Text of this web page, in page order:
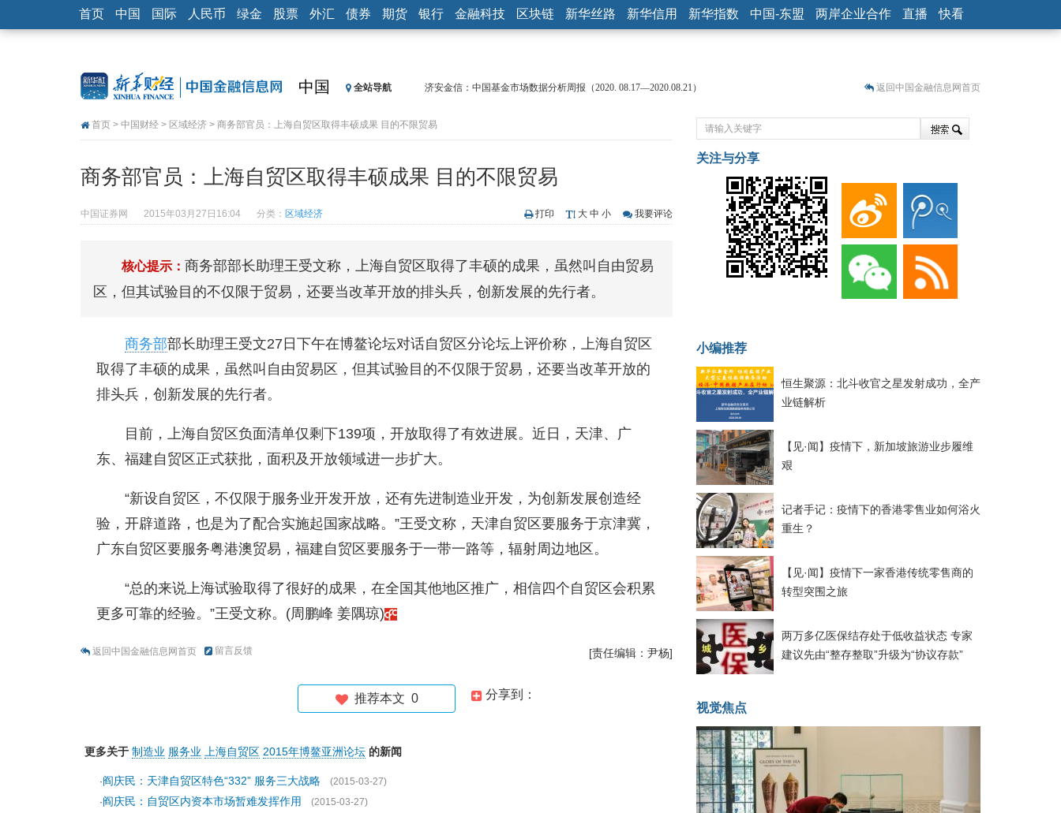
首页 中国 国际 人民币 绿金 股票 外汇 债券 期货 银行 金融科技 区块链 新华丝路 新华信用 新华指数 中国-东盟 两岸企业合作 直播 快看
中国 全站导航
济安金信：中国基金市场数据分析周报（2020. 08.17—2020.08.21）
记者手记：疫情下的香港零售业如何浴火重生？
济安金信：中国基金市场数据分析周报（2020. 07.27—2020.07.31）
【新华财经调查】同业存单、结构性存款玩起“跷跷板” 结构性失衡藏
央行公开市场净投放300亿元 短端资金利率明显下行
恒生聚源：北斗收官之星发射成功，全产业链解析
返回中国金融信息网首页
首页 > 中国财经 > 区域经济 > 商务部官员：上海自贸区取得丰硕成果 目的不限贸易
商务部官员：上海自贸区取得丰硕成果 目的不限贸易
中国证券网 2015年03月27日16:04 分类： 区域经济 打印 大 中 小 我要评论
核心提示： 商务部部长助理王受文称，上海自贸区取得了丰硕的成果，虽然叫自由贸易
区，但其试验目的不仅限于贸易，还要当改革开放的排头兵，创新发展的先行者。
商务部部长助理王受文27日下午在博鳌论坛对话自贸区分论坛上评价称，上海自贸区
取得了丰硕的成果，虽然叫自由贸易区，但其试验目的不仅限于贸易，还要当改革开放的
排头兵，创新发展的先行者。
目前，上海自贸区负面清单仅剩下139项，开放取得了有效进展。近日，天津、广
东、福建自贸区正式获批，面积及开放领域进一步扩大。
“新设自贸区，不仅限于服务业开发开放，还有先进制造业开发，为创新发展创造经
验，开辟道路，也是为了配合实施起国家战略。”王受文称，天津自贸区要服务于京津冀，
广东自贸区要服务粤港澳贸易，福建自贸区要服务于一带一路等，辐射周边地区。
“总的来说上海试验取得了很好的成果，在全国其他地区推广，相信四个自贸区会积累
更多可靠的经验。”王受文称。(周鹏峰 姜隅琼)
返回中国金融信息网首页 留言反馈 [责任编辑：尹杨]
分享到：
推荐本文 0
更多关于 制造业 服务业 上海自贸区 2015年博鳌亚洲论坛 的新闻
·阎庆民：天津自贸区特色“332” 服务三大战略
(2015-03-27)
·阎庆民：自贸区内资本市场暂难发挥作用
(2015-03-27)
关注与分享
小编推荐
恒生聚源：北斗收官之星发射成功，全产
业链解析
【见·闻】疫情下，新加坡旅游业步履维
艰
记者手记：疫情下的香港零售业如何浴火
重生？
【见·闻】疫情下一家香港传统零售商的
转型突围之旅
两万多亿医保结存处于低收益状态 专家
建议先由“整存整取”升级为“协议存款”
视觉焦点